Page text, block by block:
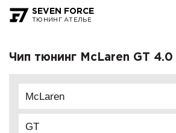
SEVEN FORCE
ТЮНИНГ АТЕЛЬЕ
Чип тюнинг McLaren GT
McLaren
GT